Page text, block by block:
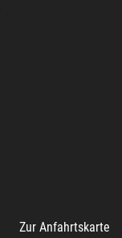
Zur Anfahrtskarte